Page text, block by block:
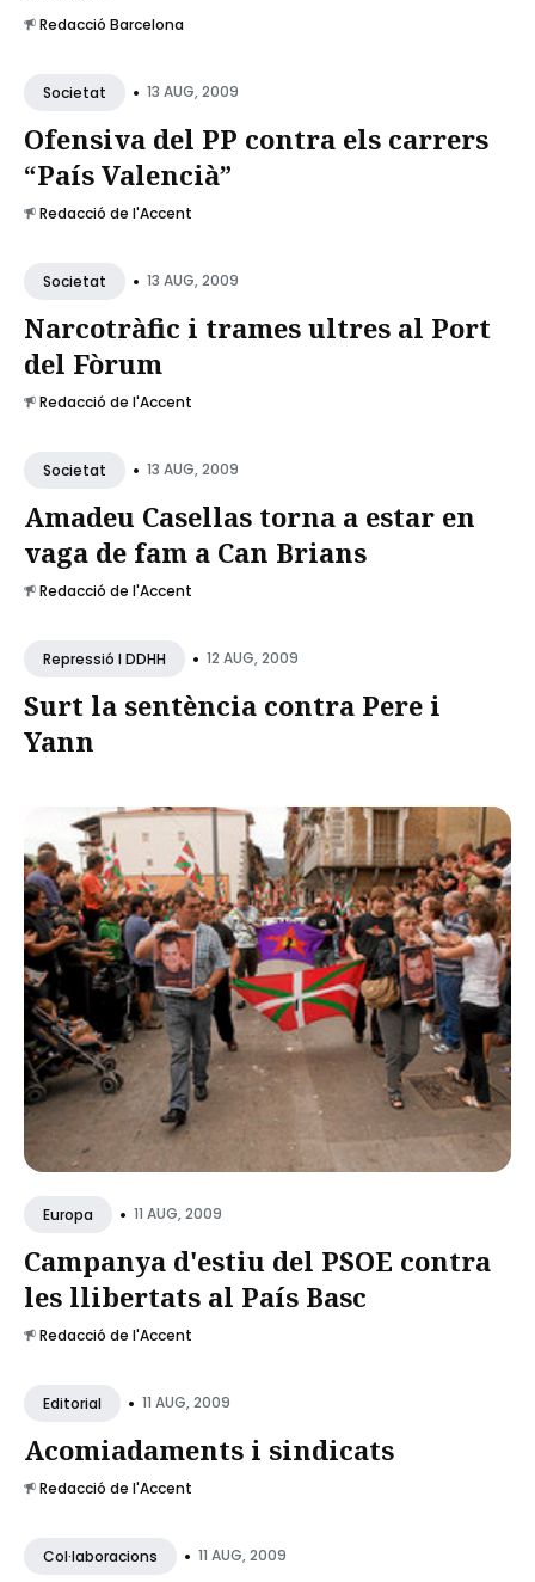
Redacció Barcelona
Societat • 13 AUG, 2009
Ofensiva del PP contra els carrers
“País Valencià”
Redacció de l'Accent
Societat • 13 AUG, 2009
Narcotràfic i trames ultres al Port
del Fòrum
Redacció de l'Accent
Societat • 13 AUG, 2009
Amadeu Casellas torna a estar en
vaga de fam a Can Brians
Redacció de l'Accent
Repressió I DDHH • 12 AUG, 2009
Surt la sentència contra Pere i
Yann
Europa • 11 AUG, 2009
Campanya d'estiu del PSOE contra
les llibertats al País Basc
Redacció de l'Accent
Editorial • 11 AUG, 2009
Acomiadaments i sindicats
Redacció de l'Accent
Col·laboracions • 11 AUG, 2009